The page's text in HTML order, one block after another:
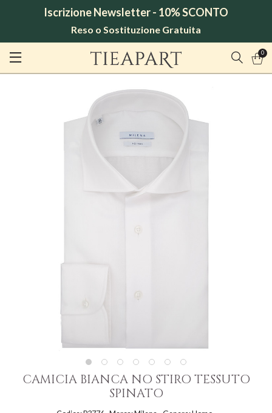
Iscrizione Newsletter - 10% SCONTO
Reso o Sostituzione Gratuita
0
CAMICIA BIANCA NO STIRO TESSUTO
SPINATO